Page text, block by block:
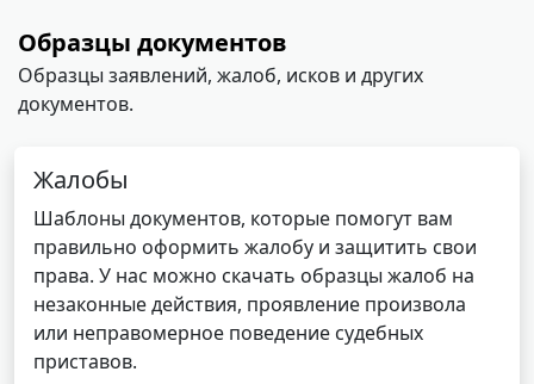
Образцы документов
Образцы заявлений, жалоб, исков и других
документов.
Жалобы
Шаблоны документов, которые помогут вам
правильно оформить жалобу и защитить свои
права. У нас можно скачать образцы жалоб на
незаконные действия, проявление произвола
или неправомерное поведение судебных
приставов.